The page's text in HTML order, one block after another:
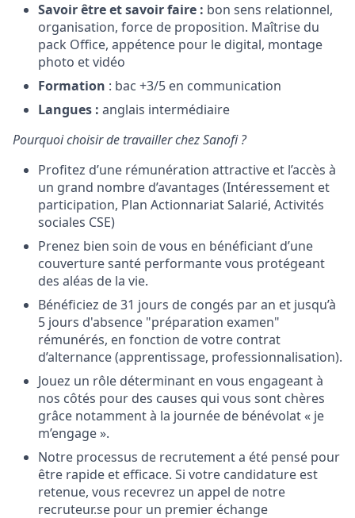
Savoir être et savoir faire : bon sens relationnel,
organisation, force de proposition. Maîtrise du
pack Office, appétence pour le digital, montage
photo et vidéo
Formation : bac +3/5 en communication
Langues : anglais intermédiaire
Pourquoi choisir de travailler chez Sanofi ?
Profitez d’une rémunération attractive et l’accès à
un grand nombre d’avantages (Intéressement et
participation, Plan Actionnariat Salarié, Activités
sociales CSE)
Prenez bien soin de vous en bénéficiant d’une
couverture santé performante vous protégeant
des aléas de la vie.
Bénéficiez de 31 jours de congés par an et jusqu’à
5 jours d'absence "préparation examen"
rémunérés, en fonction de votre contrat
d’alternance (apprentissage, professionnalisation).
Jouez un rôle déterminant en vous engageant à
nos côtés pour des causes qui vous sont chères
grâce notamment à la journée de bénévolat « je
m’engage ».
Notre processus de recrutement a été pensé pour
être rapide et efficace. Si votre candidature est
retenue, vous recevrez un appel de notre
recruteur.se pour un premier échange